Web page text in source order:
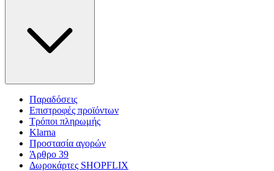
Παραδόσεις
Επιστροφές προϊόντων
Τρόποι πληρωμής
Klarna
Προστασία αγορών
Άρθρο 39
Δωροκάρτες SHOPFLIX